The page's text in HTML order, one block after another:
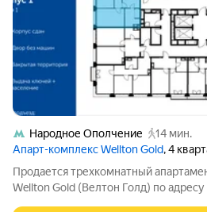
Народное Ополчение
14 мин.
Апарт-комплекс Wellton Gold, 4
Продается трехкомнатный
Wellton Gold (Велтон Голд) по